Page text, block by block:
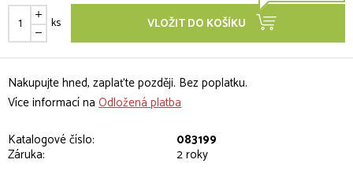
ks VLOŽIT DO KOŠÍKU
Nakupujte hned, zaplaťte později. Bez poplatku.
Více informací na Odložená platba
Katalogové číslo:
083199
Záruka: 2 roky